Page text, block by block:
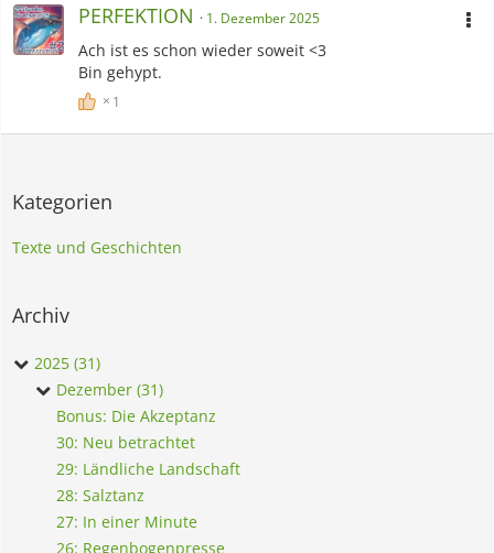
PERFEKTION 1. Dezember 2025
Ach ist es schon wieder soweit <3
Bin gehypt.
1
Kategorien
Texte und Geschichten
Archiv
2025 (31)
Dezember (31)
Bonus: Die Akzeptanz
30: Neu betrachtet
29: Ländliche Landschaft
28: Salztanz
27: In einer Minute
26: Regenbogenpresse